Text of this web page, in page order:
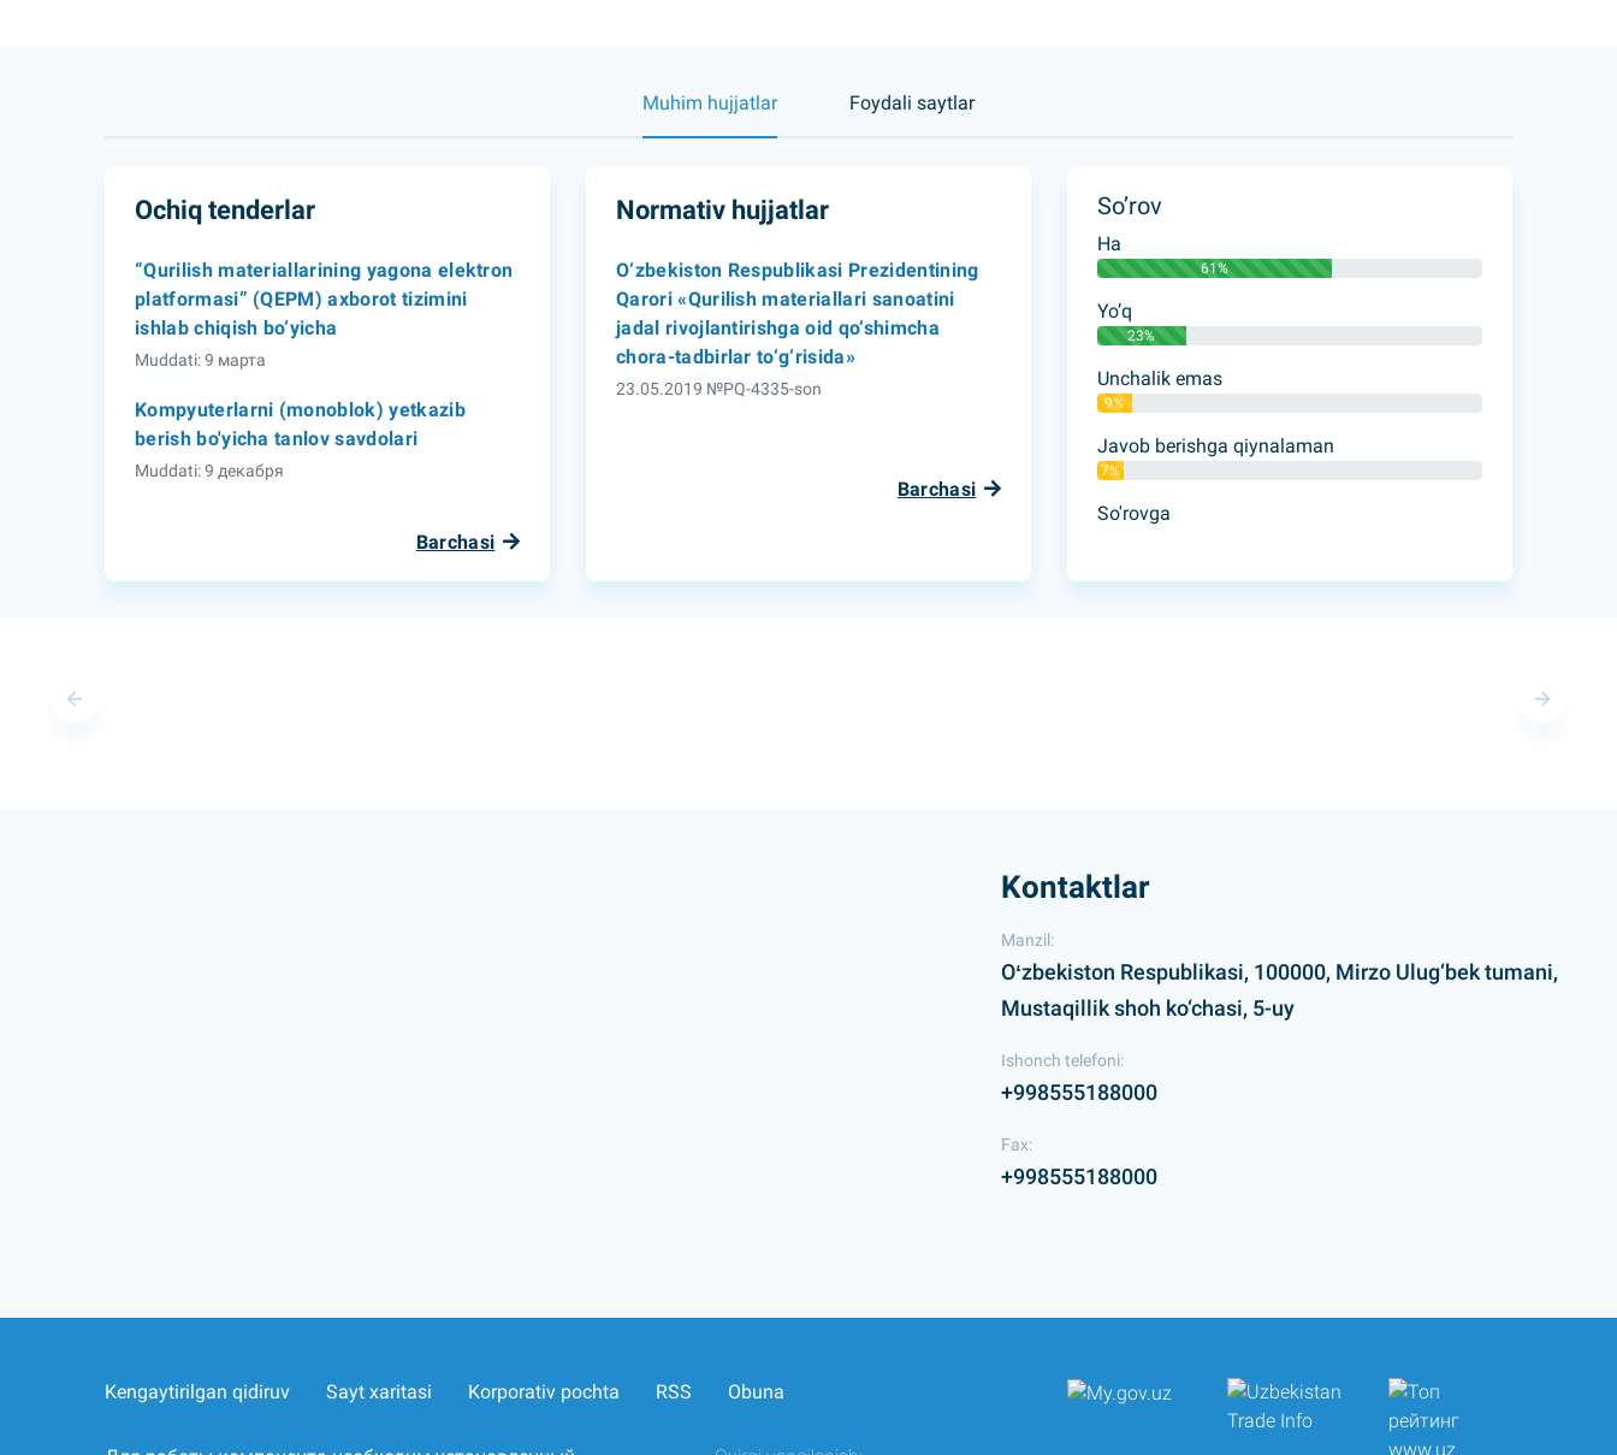
Muhim hujjatlar Foydali saytlar
Ochiq tenderlar
“Qurilish materiallarining yagona elektron
platformasi” (QEPM) axborot tizimini
ishlab chiqish bo‘yicha
Muddati: 9 марта
Kompyuterlarni (monoblok) yetkazib
berish bo'yicha tanlov savdolari
Muddati: 9 декабря
Barchasi
Normativ hujjatlar
O‘zbekiston Respublikasi Prezidentining
Qarori «Qurilish materiallari sanoatini
jadal rivojlantirishga oid qo‘shimcha
chora-tadbirlar to‘g‘risida»
23.05.2019 №PQ-4335-son
Barchasi
So’rov
Ha
61%
Yo’q
23%
Unchalik emas
9%
Javob berishga qiynalaman
7%
So'rovga
Kontaktlar
Manzil:
Oʻzbekiston Respublikasi, 100000, Mirzo Ulug‘bek tumani,
Mustaqillik shoh ko‘chasi, 5-uy
Ishonch telefoni:
+998555188000
Fax:
+998555188000
Kengaytirilgan qidiruv Sayt xaritasi Korporativ pochta RSS Obuna